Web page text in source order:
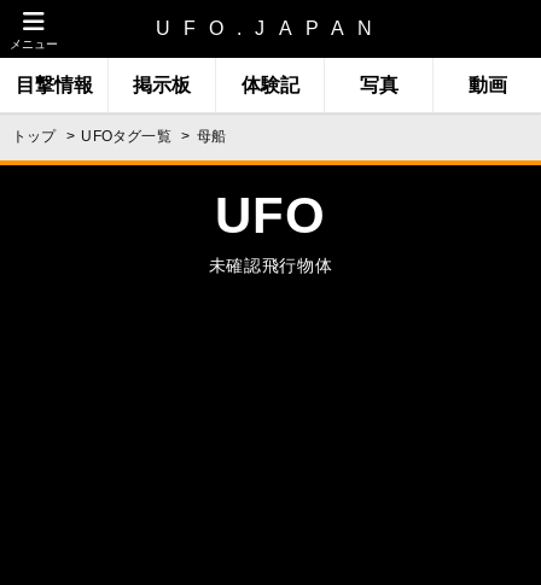
メニュー
UFO.JAPAN
目撃情報 掲示板 体験記 写真 動画
トップ UFOタグ一覧 母船
UFO
未確認飛行物体